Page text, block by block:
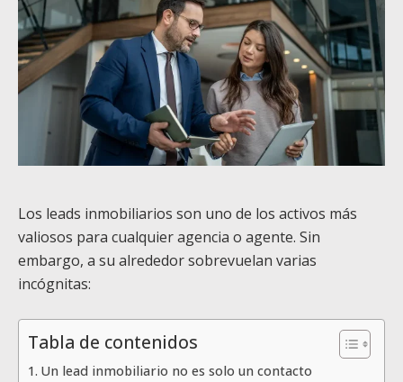
Los leads inmobiliarios son uno de los activos más
valiosos para cualquier agencia o agente. Sin
embargo, a su alrededor sobrevuelan varias
incógnitas:
Tabla de contenidos
Un lead inmobiliario no es solo un contacto